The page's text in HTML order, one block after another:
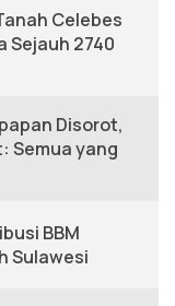
Celebes
Sejauh 2740
Disorot,
Semua yang
BBM
Sulawesi